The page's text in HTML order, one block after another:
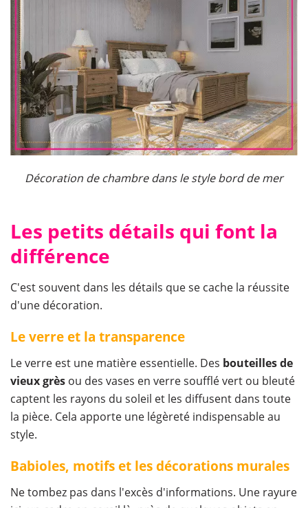
Décoration de chambre dans le style bord de mer
Les petits détails qui font la
différence
C'est souvent dans les détails que se cache la réussite
d'une décoration.
Le verre et la transparence
Le verre est une matière essentielle. Des bouteilles de
vieux grès ou des vases en verre soufflé vert ou bleuté
captent les rayons du soleil et les diffusent dans toute
la pièce. Cela apporte une légèreté indispensable au
style.
Babioles, motifs et les décorations murales
Ne tombez pas dans l'excès d'informations. Une rayure